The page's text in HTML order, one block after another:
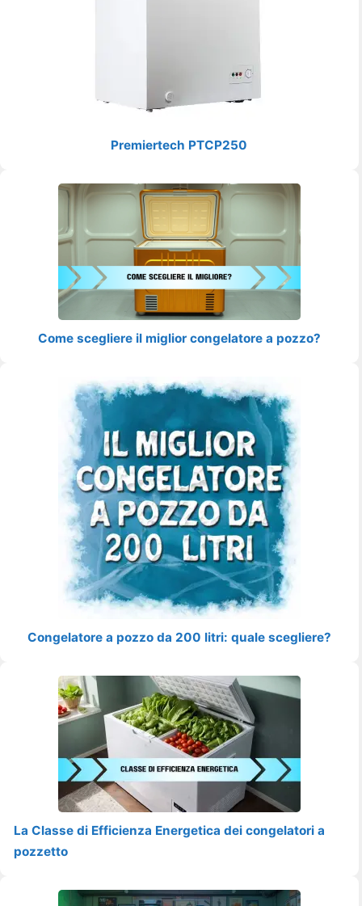
Premiertech PTCP250
Come scegliere il miglior congelatore a pozzo?
Congelatore a pozzo da 200 litri: quale scegliere?
La Classe di Efficienza Energetica dei congelatori a
pozzetto